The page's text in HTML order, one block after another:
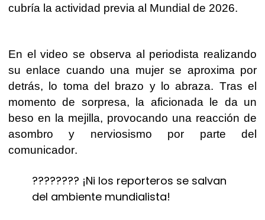
cubría la actividad previa al Mundial de 2026.
En el video se observa al periodista realizando
su enlace cuando una mujer se aproxima por
detrás, lo toma del brazo y lo abraza. Tras el
momento de sorpresa, la aficionada le da un
beso en la mejilla, provocando una reacción de
asombro y nerviosismo por parte del
comunicador.
???????? ¡Ni los reporteros se salvan
del ambiente mundialista!